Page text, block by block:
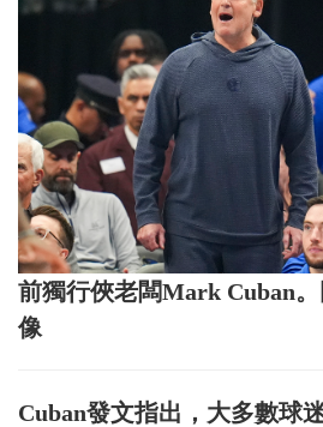
前獨行俠老闆Mark Cuban
像
Cuban發文指出，大多數球